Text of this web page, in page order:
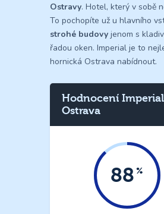
Ostravy. Hotel, který v sobě
To pochopíte už u hlavního
strohé budovy jenom s
řadou oken. Imperial je to
hornická Ostrava nabídnout.
Hodnocení
Ostrava
88